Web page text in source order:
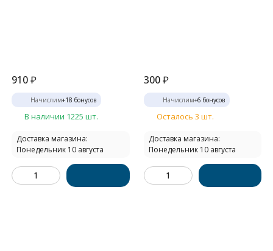
910₽
Начислим+18 бонусов
В наличии 1225 шт.
Доставка магазина:
Понедельник 10 августа
300 ₽
Начислим+6 бонусов
Осталось 3 шт.
Доставка магазина:
Понедельник 10 августа